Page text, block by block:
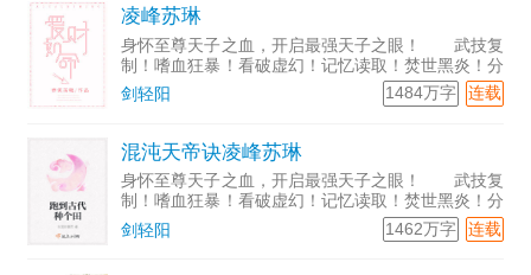
凌峰苏琳
身怀至尊天子之血，开启最强天子之眼！ 武技复
制！嗜血狂暴！看破虚幻！记忆读取！焚世黑炎！分
身瞬移！空间粉碎！无限视界！时间静止！……
【混沌天帝】凌峰：“我凭这双眼，敢叫天地颤栗！”
剑轻阳 连载
1484万字
混沌天帝诀凌峰苏琳
身怀至尊天子之血，开启最强天子之眼！ 武技复
制！嗜血狂暴！看破虚幻！记忆读取！焚世黑炎！分
身瞬移！空间粉碎！无限视界！时间静止！……
【混沌天帝】凌峰：“我凭这双眼，敢叫天地颤栗！”
剑轻阳 连载
1462万字